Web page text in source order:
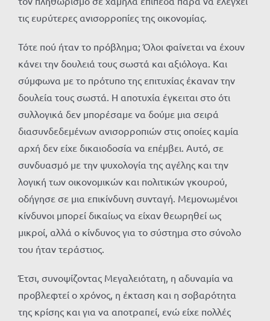
τις ευρύτερες ανισορροπίες της οικονομίας.
Τότε πού ήταν το πρόβλημα; Όλοι φαίνεται να έχουν
κάνει την δουλειά τους σωστά και αξιόλογα. Και
σύμφωνα με το πρότυπο της επιτυχίας έκαναν την
δουλεία τους σωστά. Η αποτυχία έγκειται στο ότι
συλλογικά δεν μπορέσαμε να δούμε μια σειρά
διασυνδεδεμένων ανισορροπιών στις οποίες καμία
αρχή δεν είχε δικαιοδοσία να επέμβει. Αυτό, σε
συνδυασμό με την ψυχολογία της αγέλης και την
λογική των οικονομικών και πολιτικών γκουρού,
οδήγησε σε μια επικίνδυνη συνταγή. Μεμονωμένοι
κίνδυνοι μπορεί δικαίως να είχαν θεωρηθεί ως
μικροί, αλλά ο κίνδυνος για το σύστημα στο σύνολο
του ήταν τεράστιος.
Έτσι, συνοψίζοντας Μεγαλειότατη, η αδυναμία να
προβλεφτεί ο χρόνος, η έκταση και η σοβαρότητα
της κρίσης και για να αποτραπεί, ενώ είχε πολλές